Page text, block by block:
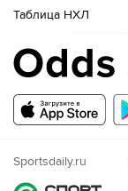
Таблица НХЛ
Sportsdaily.ru